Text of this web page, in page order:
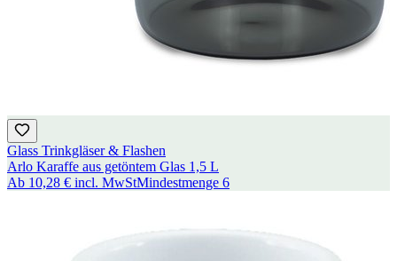
Glass Trinkgläser & Flashen
Arlo Karaffe aus getöntem Glas 1,5 L
Ab 10,28 € incl. MwStMindestmenge 6